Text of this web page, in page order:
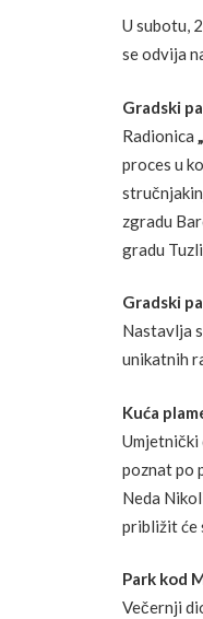
U subotu,
se odvija
Gradski
Radionica
proces u
zgradu
gradu
Gradski
Nastavlja
unikatnih
Kuća
Umjetnički
poznat po
Neda
približit će
Park kod
Večernji